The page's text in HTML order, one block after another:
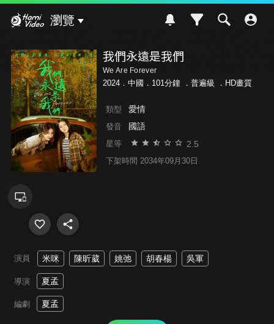
瀏覽
我們永遠是我們
We Are Forever
2024．中國．101分鐘 ． 普遍級 ．HD畫質
類型 愛情
發音 國語
星等 2.5
下架時間 2034年09月30日
演員 米咪 陳昕葳 姚弛 胡春楊 吳軍
導演 夏孟
編劇 夏孟